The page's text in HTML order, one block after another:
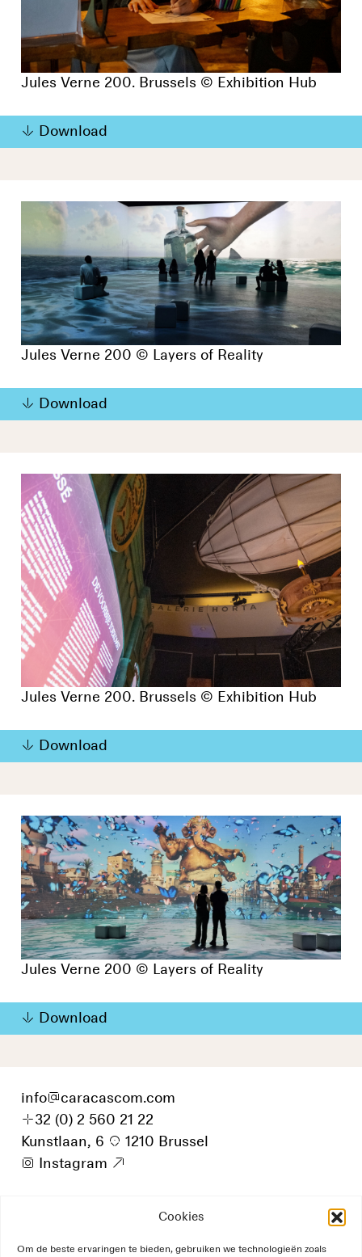
Cookies
Om de beste ervaringen te bieden, gebruiken we technologieën zoals
Jules Verne 200. Brussels © Exhibition Hub
Download
Jules Verne 200 © Layers of Reality
Download
Jules Verne 200. Brussels © Exhibition Hub
Download
Jules Verne 200 © Layers of Reality
Download
info@caracascom.com
+32 (0) 2 560 21 22
Kunstlaan, 6 p 1210 Brussel
i
Instagram 9